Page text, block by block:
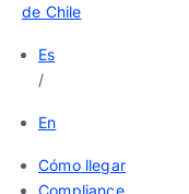
de Chile
Es
/
En
Cómo llegar
Compliance